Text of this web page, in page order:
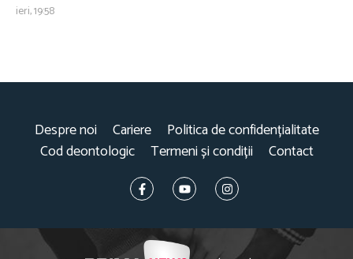
ieri, 19:58
Despre noi Cariere
Politica de confidențialitate
Cod deontologic
Termeni și condiții Contact